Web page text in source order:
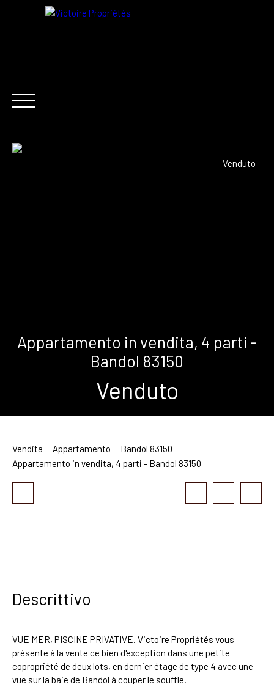
IT
Venduto
Appartamento in vendita, 4 parti -
Bandol 83150
Venduto
Vendita Appartamento
Bandol 83150
Appartamento in vendita, 4 parti - Bandol 83150
Descrittivo
VUE MER, PISCINE PRIVATIVE. Victoire Propriétés vous
présente à la vente ce bien d'exception dans une petite
copropriété de deux lots, en dernier étage de type 4 avec une
vue sur la baie de Bandol à couper le souffle.